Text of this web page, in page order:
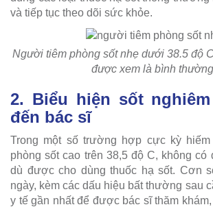
và tiếp tục theo dõi sức khỏe.
Người tiêm phòng sốt nhẹ dưới 38.5 độ
được xem là bình
2. Biểu hiện sốt
đến bác sĩ
Trong một số trường hợp cực kỳ
phòng sốt cao trên 38,5 độ C, không có
dù được cho dùng thuốc hạ sốt. Cơn
ngày, kèm các dấu hiệu bất thường sau
y tế gần nhất để được bác sĩ thăm